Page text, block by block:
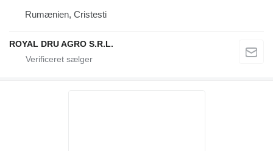
Rumænien, Cristesti
ROYAL DRU AGRO S.R.L.